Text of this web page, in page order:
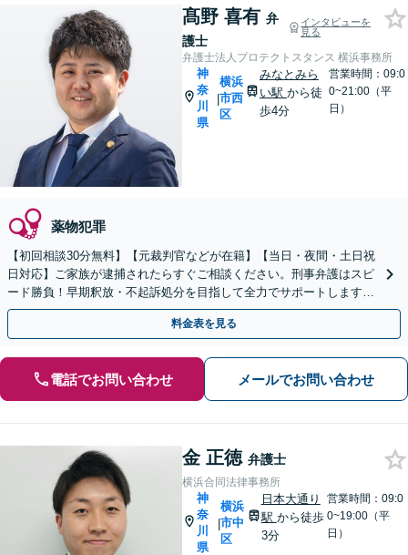
髙野 喜有 弁
護士
インタビューを
見る
弁護士法人プロテクトスタンス 横浜事務所
神
奈
川
県
|
横浜
市西
区
みなとみら
い駅 から徒
歩4分
営業時間：09:0
0~21:00（平
日）
薬物犯罪
【初回相談30分無料】【元裁判官などが在籍】【当日・夜間・土日祝
日対応】ご家族が逮捕されたらすぐご相談ください。刑事弁護はスピ
ード勝負！早期釈放・不起訴処分を目指して全力でサポートします。
【スピード対応】
料金表を見る
電話でお問い合わせ メールでお問い合わせ
金 正徳 弁護士
横浜合同法律事務所
神
奈
川
県
|
横浜
市中
区
日本大通り
駅 から徒歩
3分
営業時間：09:0
0~19:00（平
日）